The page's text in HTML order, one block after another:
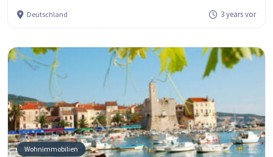
Deutschland 3 years vor
Wohnimmobilien